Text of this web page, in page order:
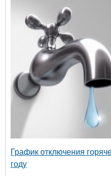
График отключения
году